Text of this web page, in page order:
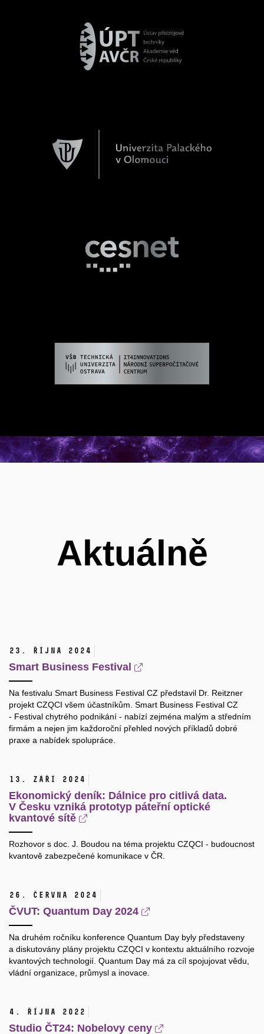
Aktuálně
23. října 2024
Smart Business Festival
Na festivalu Smart Business Festival CZ představil Dr. Reitzner
projekt CZQCI všem účastníkům. Smart Business Festival CZ
- Festival chytrého podnikání - nabízí zejména malým a středním
firmám a nejen jim každoroční přehled nových příkladů dobré
praxe a nabídek spolupráce.
13. září 2024
Ekonomický deník: Dálnice pro citlivá data.
V Česku vzniká prototyp páteřní optické
kvantové sítě
Rozhovor s doc. J. Boudou na téma projektu CZQCI - budoucnost
kvantově zabezpečené komunikace v ČR.
26. června 2024
ČVUT: Quantum Day 2024
Na druhém ročníku konference Quantum Day byly představeny
a diskutovány plány projektu CZQCI v kontextu aktuálního rozvoje
kvantových technologií. Quantum Day má za cíl spojujovat vědu,
vládní organizace, průmysl a inovace.
4. října 2022
Studio ČT24: Nobelovy ceny